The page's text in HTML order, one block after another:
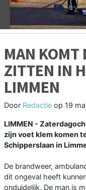
MAN KOMT
ZITTEN IN
LIMMEN
Door Redactie op 19
LIMMEN -
zijn voet klem komen
Schipperslaan in
De brandweer,
dit ongeval heeft
onduidelijk. De man is